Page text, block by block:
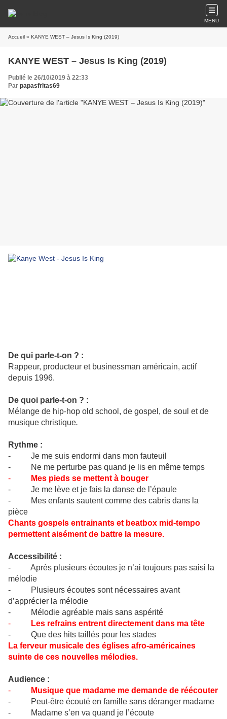
MENU
Accueil » KANYE WEST – Jesus Is King (2019)
KANYE WEST – Jesus Is King (2019)
Publié le 26/10/2019 à 22:33
Par papasfritas69
De qui parle-t-on ? :
Rappeur, producteur et businessman américain, actif
depuis 1996.
De quoi parle-t-on ? :
Mélange de hip-hop old school, de gospel, de soul et de
musique christique.
Rythme :
- Je me suis endormi dans mon fauteuil
- Ne me perturbe pas quand je lis en même temps
-
Mes pieds se mettent à bouger
- Je me lève et je fais la danse de l’épaule
- Mes enfants sautent comme des cabris dans la
pièce
Chants gospels entrainants et beatbox mid-tempo
permettent aisément de battre la mesure.
Accessibilité :
- Après plusieurs écoutes je n’ai toujours pas saisi la
mélodie
- Plusieurs écoutes sont nécessaires avant
d’apprécier la mélodie
- Mélodie agréable mais sans aspérité
-
Les refrains entrent directement dans ma tête
- Que des hits taillés pour les stades
La ferveur musicale des églises afro-américaines
suinte de ces nouvelles mélodies.
Audience :
-
Musique que madame me demande de réécouter
- Peut-être écouté en famille sans déranger madame
- Madame s’en va quand je l’écoute